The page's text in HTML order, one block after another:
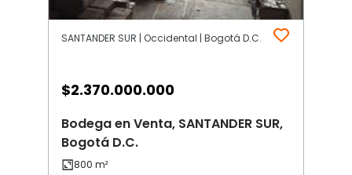
SANTANDER SUR | Occidental | Bogotá D.C.
$2.370.000.000
Bodega en Venta, SANTANDER SUR,
Bogotá D.C.